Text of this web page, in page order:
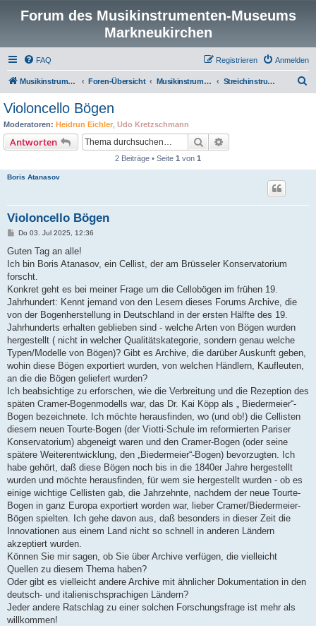
Forum des Musikinstrumenten-Museums
Markneukirchen
FAQ Anmelden
Registrieren
Musikinstrumenten-Museum Foren-Übersicht Musikinstrumentenmuseum Markneukirchen Streichinstrumente und ihre Hersteller
Violoncello Bögen
Moderatoren: Heidrun Eichler Udo Kretzschmann
Antworten Suche
2 Beiträge • Seite 1 von 1
Boris Atanasov
Violoncello Bögen
B
i
r
a
Do 03. Jul 2025, 12:36
Guten Tag an alle!
Ich bin Boris Atanasov, ein Cellist, der am Brüsseler Konservatorium
forscht.
Konkret geht es bei meiner Frage um die Cellobögen im frühen 19.
Jahrhundert: Kennt jemand von den Lesern dieses Forums Archive, die
von der Bogenherstellung in Deutschland in der ersten Hälfte des 19.
Jahrhunderts erhalten geblieben sind - welche Arten von Bögen wurden
hergestellt ( nicht in welcher Qualitätskategorie, sondern genau welche
Typen/Modelle von Bögen)? Gibt es Archive, die darüber Auskunft geben,
wohin diese Bögen exportiert wurden, von welchen Händlern, Kaufleuten,
an die die Bögen geliefert wurden?
Ich beabsichtige zu erforschen, wie die Verbreitung und die Rezeption des
späten Cramer-Bogenmodells war, das Dr. Kai Köpp als „ Biedermeier“-
Bogen bezeichnete. Ich möchte herausfinden, wo (und ob!) die Cellisten
diesem neuen Tourte-Bogen (der Viotti-Schule im reformierten Pariser
Konservatorium) abgeneigt waren und den Cramer-Bogen (oder seine
spätere Weiterentwicklung, den „Biedermeier“-Bogen) bevorzugten. Ich
habe gehört, daß diese Bögen noch bis in die 1840er Jahre hergestellt
wurden und möchte herausfinden, für wem sie hergestellt wurden - ob es
einige wichtige Cellisten gab, die Jahrzehnte, nachdem der neue Tourte-
Bogen in ganz Europa exportiert worden war, lieber Cramer/Biedermeier-
Bögen spielten. Ich gehe davon aus, daß besonders in dieser Zeit die
Innovationen aus einem Land nicht so schnell in anderen Ländern
akzeptiert wurden.
Können Sie mir sagen, ob Sie über Archive verfügen, die vielleicht
Quellen zu diesem Thema haben?
Oder gibt es vielleicht andere Archive mit ähnlicher Dokumentation in den
deutsch- und italienischsprachigen Ländern?
Jeder andere Ratschlag zu einer solchen Forschungsfrage ist mehr als
willkommen!